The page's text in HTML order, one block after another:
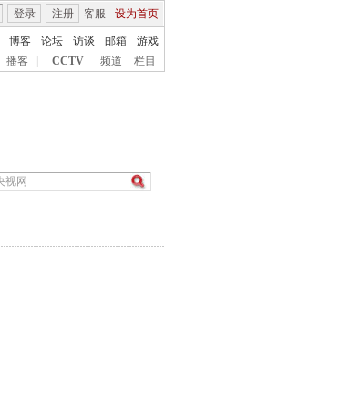
客服 设为首页
登录 注册
博客 论坛 访谈 邮箱
游戏
播客 CCTV 频道 栏目